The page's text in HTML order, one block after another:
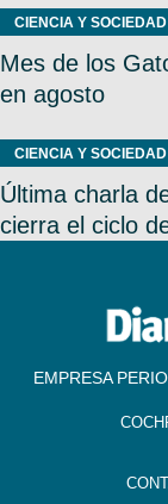
CIENCIA Y SOCIEDAD
Mes de los
en agosto
CIENCIA Y SOCIEDAD
Última charla
cierra el ciclo
EMPRESA